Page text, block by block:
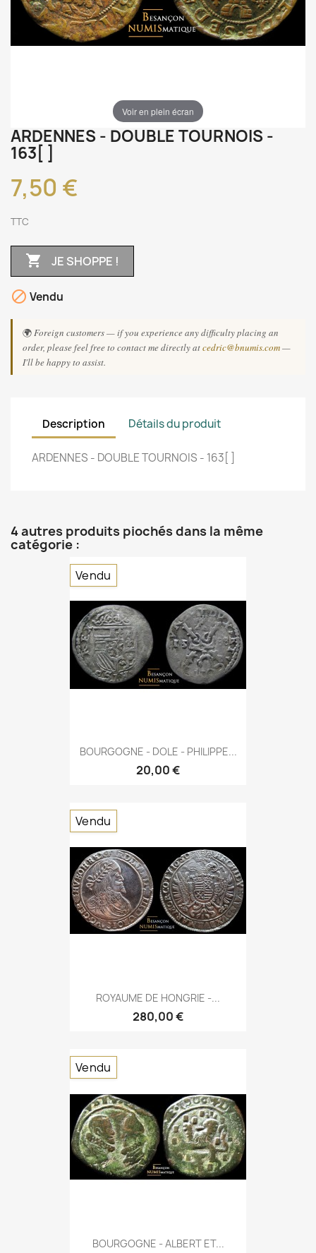
Voir en plein écran
ARDENNES - DOUBLE TOURNOIS -
163[ ]
7,50 €
TTC
 JE SHOPPE !
 Vendu
🌍Foreign customers — if you experience any difficulty placing an
order, please feel free to contact me directly atcedric@bnumis.com—
I'll be happy to assist.
Description Détails du produit
ARDENNES - DOUBLE TOURNOIS - 163[ ]
4 autres produits piochés dans la même
catégorie :
BOURGOGNE - DOLE - PHILIPPE...
20,00 €
Vendu
ROYAUME DE HONGRIE -...
280,00 €
Vendu
BOURGOGNE - ALBERT ET...
Vendu